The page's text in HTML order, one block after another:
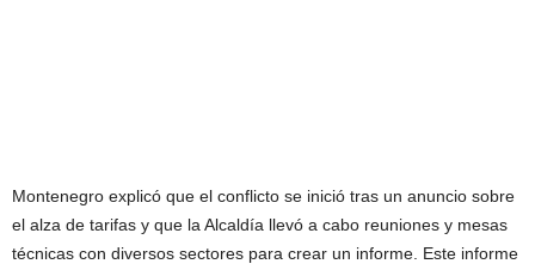
Montenegro explicó que el conflicto se inició tras un anuncio sobre
el alza de tarifas y que la Alcaldía llevó a cabo reuniones y mesas
técnicas con diversos sectores para crear un informe. Este informe